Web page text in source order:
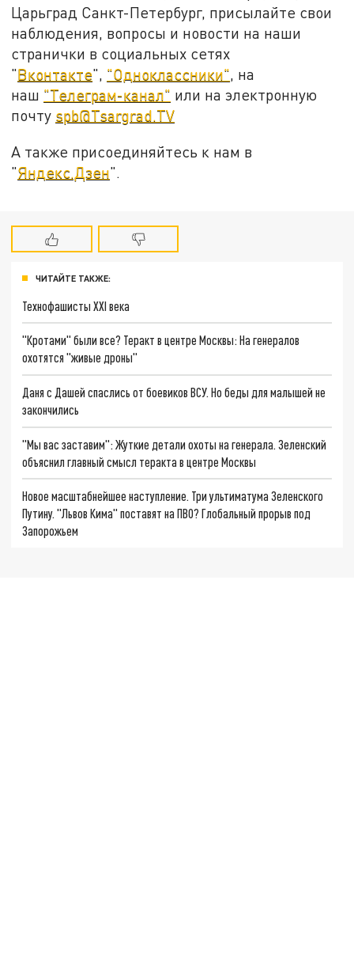
Царьград Санкт-Петербург, присылайте свои
наблюдения, вопросы и новости на наши
странички в социальных сетях
"Вконтакте", "Одноклассники", на
наш "Телеграм-канал" или на электронную
почту spb@Tsargrad.TV
А также присоединяйтесь к нам в
"Яндекс.Дзен".
ЧИТАЙТЕ ТАКЖЕ:
Технофашисты XXI века
"Кротами" были все? Теракт в центре Москвы: На генералов
охотятся "живые дроны"
Даня с Дашей спаслись от боевиков ВСУ. Но беды для малышей не
закончились
"Мы вас заставим": Жуткие детали охоты на генерала. Зеленский
объяснил главный смысл теракта в центре Москвы
Новое масштабнейшее наступление. Три ультиматума Зеленского
Путину. "Львов Кима" поставят на ПВО? Глобальный прорыв под
Запорожьем